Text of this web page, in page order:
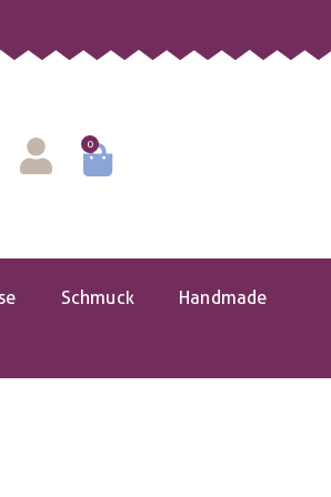
0
Schmuck Handmade